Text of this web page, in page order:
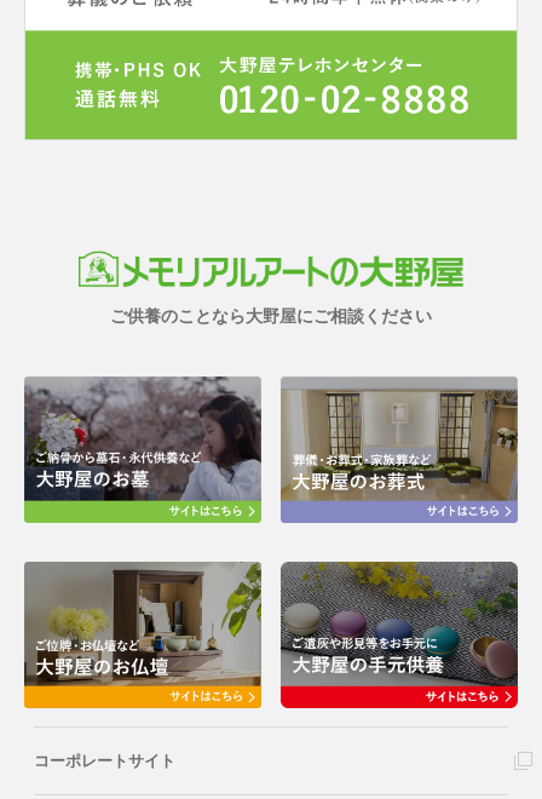
ご供養のことなら大野屋にご相談ください
コーポレートサイト